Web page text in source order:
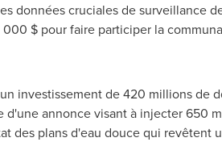
données cruciales de surveillance
$ pour faire participer la
investissement de 420 millions de
annonce visant à injecter 650
des plans d'eau douce qui revêtent